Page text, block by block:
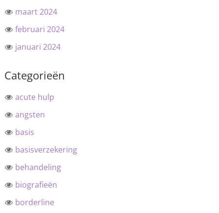
maart 2024
februari 2024
januari 2024
Categorieën
acute hulp
angsten
basis
basisverzekering
behandeling
biografieën
borderline